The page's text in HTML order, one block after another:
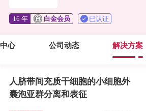
16 年 白金会员 已认证
心 公司动态 解决方案
人脐带间充质干细胞的小细胞外
囊泡亚群分离和表征